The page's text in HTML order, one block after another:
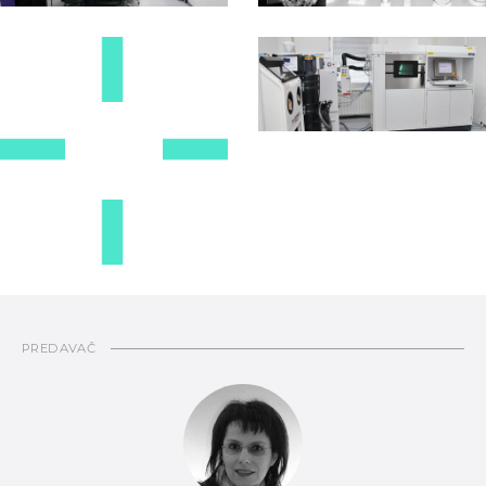
PREDAVAČ